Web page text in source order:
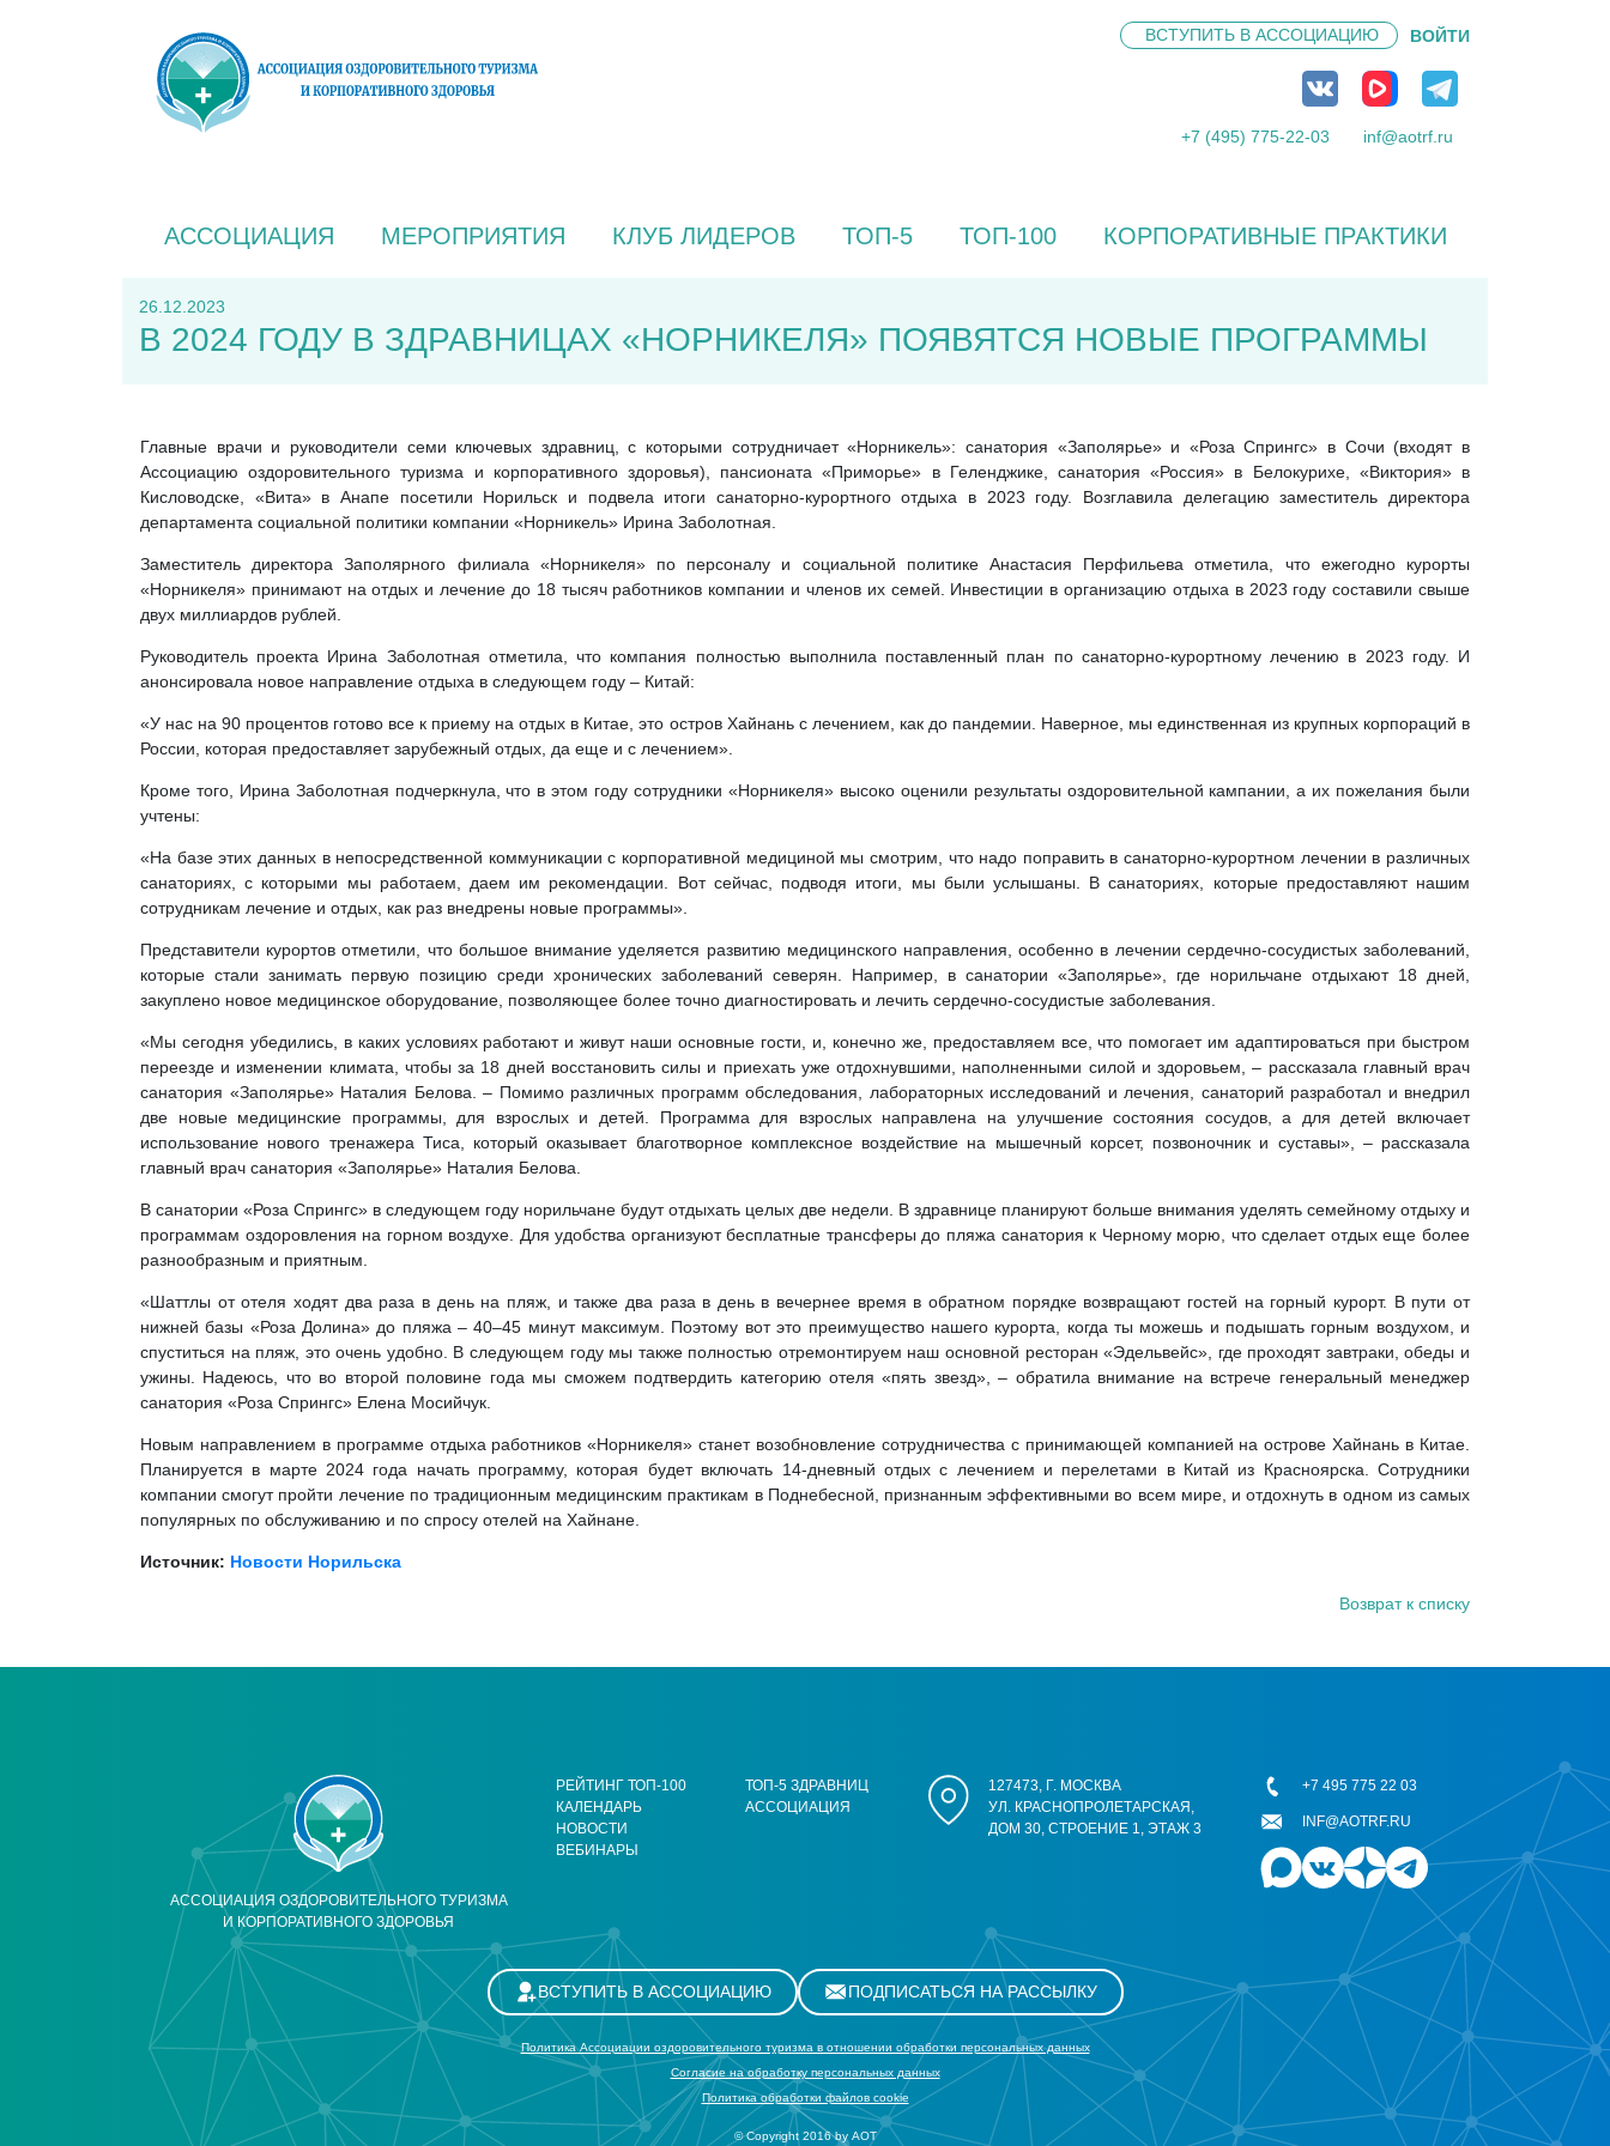
ВСТУПИТЬ В АССОЦИАЦИЮ ВОЙТИ
+7 (495) 775-22-03 inf@aotrf.ru
АССОЦИАЦИЯ МЕРОПРИЯТИЯ КЛУБ ЛИДЕРОВ ТОП-5 ТОП-100 КОРПОРАТИВНЫЕ ПРАКТИКИ
26.12.2023
В 2024 ГОДУ В ЗДРАВНИЦАХ «НОРНИКЕЛЯ» ПОЯВЯТСЯ НОВЫЕ ПРОГРАММЫ
Главные врачи и руководители семи ключевых здравниц, с которыми сотрудничает «Норникель»: санатория «Заполярье» и «Роза Спрингс» в Сочи (входят в
Ассоциацию оздоровительного туризма и корпоративного здоровья), пансионата «Приморье» в Геленджике, санатория «Россия» в Белокурихе, «Виктория» в
Кисловодске, «Вита» в Анапе посетили Норильск и подвела итоги санаторно-курортного отдыха в 2023 году. Возглавила делегацию заместитель директора
департамента социальной политики компании «Норникель» Ирина Заболотная.
Заместитель директора Заполярного филиала «Норникеля» по персоналу и социальной политике Анастасия Перфильева отметила, что ежегодно курорты
«Норникеля» принимают на отдых и лечение до 18 тысяч работников компании и членов их семей. Инвестиции в организацию отдыха в 2023 году составили свыше
двух миллиардов рублей.
Руководитель проекта Ирина Заболотная отметила, что компания полностью выполнила поставленный план по санаторно-курортному лечению в 2023 году. И
анонсировала новое направление отдыха в следующем году – Китай:
«У нас на 90 процентов готово все к приему на отдых в Китае, это остров Хайнань с лечением, как до пандемии. Наверное, мы единственная из крупных корпораций в
России, которая предоставляет зарубежный отдых, да еще и с лечением».
Кроме того, Ирина Заболотная подчеркнула, что в этом году сотрудники «Норникеля» высоко оценили результаты оздоровительной кампании, а их пожелания были
учтены:
«На базе этих данных в непосредственной коммуникации с корпоративной медициной мы смотрим, что надо поправить в санаторно-курортном лечении в различных
санаториях, с которыми мы работаем, даем им рекомендации. Вот сейчас, подводя итоги, мы были услышаны. В санаториях, которые предоставляют нашим
сотрудникам лечение и отдых, как раз внедрены новые программы».
Представители курортов отметили, что большое внимание уделяется развитию медицинского направления, особенно в лечении сердечно-сосудистых заболеваний,
которые стали занимать первую позицию среди хронических заболеваний северян. Например, в санатории «Заполярье», где норильчане отдыхают 18 дней,
закуплено новое медицинское оборудование, позволяющее более точно диагностировать и лечить сердечно-сосудистые заболевания.
«Мы сегодня убедились, в каких условиях работают и живут наши основные гости, и, конечно же, предоставляем все, что помогает им адаптироваться при быстром
переезде и изменении климата, чтобы за 18 дней восстановить силы и приехать уже отдохнувшими, наполненными силой и здоровьем, – рассказала главный врач
санатория «Заполярье» Наталия Белова. – Помимо различных программ обследования, лабораторных исследований и лечения, санаторий разработал и внедрил
две новые медицинские программы, для взрослых и детей. Программа для взрослых направлена на улучшение состояния сосудов, а для детей включает
использование нового тренажера Тиса, который оказывает благотворное комплексное воздействие на мышечный корсет, позвоночник и суставы», – рассказала
главный врач санатория «Заполярье» Наталия Белова.
В санатории «Роза Спрингс» в следующем году норильчане будут отдыхать целых две недели. В здравнице планируют больше внимания уделять семейному отдыху и
программам оздоровления на горном воздухе. Для удобства организуют бесплатные трансферы до пляжа санатория к Черному морю, что сделает отдых еще более
разнообразным и приятным.
«Шаттлы от отеля ходят два раза в день на пляж, и также два раза в день в вечернее время в обратном порядке возвращают гостей на горный курорт. В пути от
нижней базы «Роза Долина» до пляжа – 40–45 минут максимум. Поэтому вот это преимущество нашего курорта, когда ты можешь и подышать горным воздухом, и
спуститься на пляж, это очень удобно. В следующем году мы также полностью отремонтируем наш основной ресторан «Эдельвейс», где проходят завтраки, обеды и
ужины. Надеюсь, что во второй половине года мы сможем подтвердить категорию отеля «пять звезд», – обратила внимание на встрече генеральный менеджер
санатория «Роза Спрингс» Елена Мосийчук.
Новым направлением в программе отдыха работников «Норникеля» станет возобновление сотрудничества с принимающей компанией на острове Хайнань в Китае.
Планируется в марте 2024 года начать программу, которая будет включать 14-дневный отдых с лечением и перелетами в Китай из Красноярска. Сотрудники
компании смогут пройти лечение по традиционным медицинским практикам в Поднебесной, признанным эффективными во всем мире, и отдохнуть в одном из самых
популярных по обслуживанию и по спросу отелей на Хайнане.
Источник: Новости Норильска
Возврат к списку
АССОЦИАЦИЯ ОЗДОРОВИТЕЛЬНОГО ТУРИЗМА
И КОРПОРАТИВНОГО ЗДОРОВЬЯ
РЕЙТИНГ ТОП-100
КАЛЕНДАРЬ
НОВОСТИ
ВЕБИНАРЫ
ТОП-5 ЗДРАВНИЦ
АССОЦИАЦИЯ
127473, Г. МОСКВА
УЛ. КРАСНОПРОЛЕТАРСКАЯ,
ДОМ 30, СТРОЕНИЕ 1, ЭТАЖ 3
+7 495 775 22 03
INF@AOTRF.RU
ВСТУПИТЬ В АССОЦИАЦИЮ ПОДПИСАТЬСЯ НА РАССЫЛКУ
Политика Ассоциации оздоровительного туризма в отношении обработки персональных данных
Cогласие на обработку персональных данных
Политика обработки файлов cookie
© Copyright 2016 by АОТ